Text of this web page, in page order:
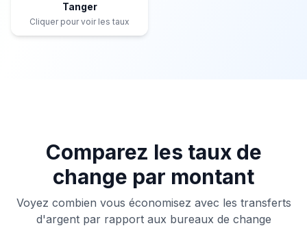
Tanger
Cliquer pour voir les taux
Comparez les taux de
change par montant
Voyez combien vous économisez avec les transferts
d'argent par rapport aux bureaux de change